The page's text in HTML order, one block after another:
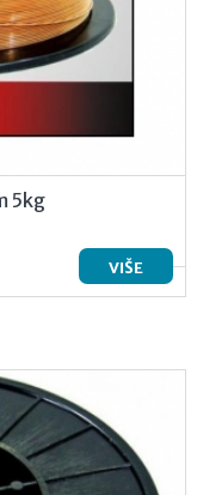
5kg
VIŠE